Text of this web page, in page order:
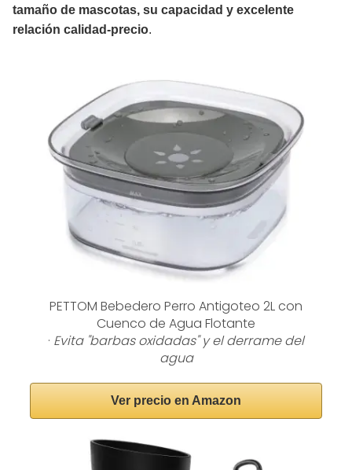
tamaño de mascotas, su capacidad y excelente
relación calidad-precio.
PETTOM Bebedero Perro Antigoteo 2L con
Cuenco de Agua Flotante
· Evita "barbas oxidadas" y el derrame del
agua
Ver precio en Amazon